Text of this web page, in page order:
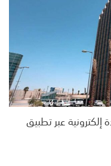
عبر تطبيق